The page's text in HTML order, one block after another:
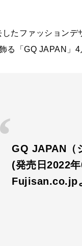
たファッション
る「GQ JAPAN」
GQ JAPAN（
(発売日2022
Fujisan.co.jp